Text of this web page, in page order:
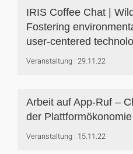
IRIS Coffee Chat |
Fostering
user-centered
Veranstaltung 29.11.22
Arbeit auf App-Ruf –
der Plattformökonomie
Veranstaltung 15.11.22